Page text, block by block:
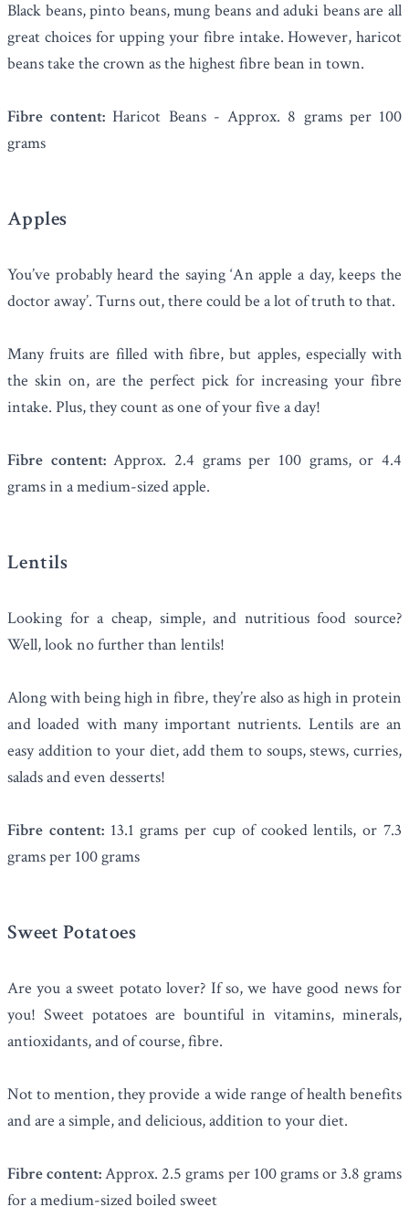
Black beans, pinto beans, mung beans and aduki beans are all
great choices for upping your fibre intake. However, haricot
beanstake the crown as the highest fibre bean in town.
Fibre content: Haricot Beans - Approx. 8 grams per 100
grams
Apples
You’ve probably heard the saying ‘An apple a day, keeps the
doctor away’. Turns out, there could be a lot of truth to that.
Many fruits are filled with fibre, but apples, especially with
the skin on, are the perfect pick for increasing your fibre
intake. Plus, they count as one of your five a day!
Fibre content:Approx. 2.4 grams per 100 grams, or 4.4
grams in a medium-sized apple.
Lentils
Looking for a cheap, simple, and nutritious food source?
Well, look no further than lentils!
Along with being high in fibre, they’re also as high in protein
and loaded with many important nutrients. Lentils are an
easy addition to your diet, add them to soups, stews, curries,
salads and even desserts!
Fibre content:13.1 grams per cup of cooked lentils, or 7.3
grams per 100 grams
Sweet Potatoes
Are you a sweet potato lover? If so, we have good news for
you! Sweet potatoes are bountiful in vitamins, minerals,
antioxidants, and of course, fibre.
Not to mention, they provide a wide range of health benefits
and are a simple, and delicious, addition to your diet.
Fibre content:Approx. 2.5 grams per 100 grams or 3.8 grams
for a medium-sized boiled sweet